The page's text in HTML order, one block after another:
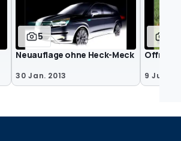
5
Neuauflage ohne Heck-Meck
30 Jan. 2013 9 Jul.